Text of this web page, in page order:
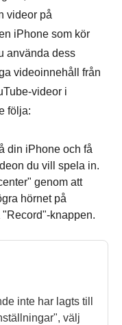
videor på
iPhone som kör
använda dess
videoinnehåll från
videor i
följa:
din iPhone och få
du vill spela in.
genom att
hörnet på
knappen.
inte har lagts till
välj